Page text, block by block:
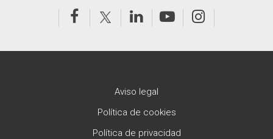
Aviso legal
Política de cookies
Política de privacidad